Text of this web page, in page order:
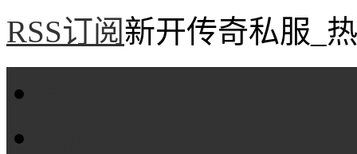
RSS订阅新开传奇私服_